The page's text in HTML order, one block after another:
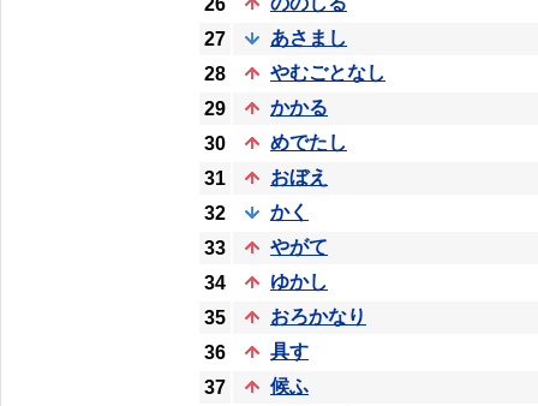
26
27
あさまし
28
やむごとなし
29
かかる
30
めでたし
31
おぼえ
32
かく
33
やがて
34
ゆかし
35
おろかなり
36
具す
37
候ふ